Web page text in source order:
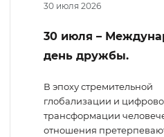
30 июля 2026
30 июля –
день дружбы.
В эпоху стремительной
глобализации и
трансформации
отношения